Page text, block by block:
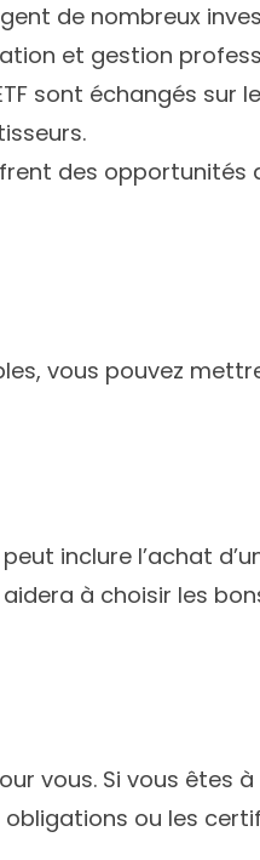
de nombreux
et gestion
sont échangés sur
des opportunités
vous pouvez
inclure l’achat
à choisir les
vous. Si vous êtes à
ou les